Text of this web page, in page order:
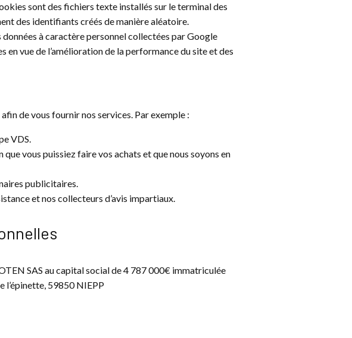
sont des fichiers texte installés sur le terminal des
des identifiants créés de manière aléatoire.
à caractère personnel collectées par Google
vue de l’amélioration de la performance du site et des
de vous fournir nos services. Par exemple :
VDS.
vous puissiez faire vos achats et que nous soyons en
publicitaires.
et nos collecteurs d’avis impartiaux.
SAS au capital social de 4 787 000€ immatriculée
l’épinette, 59850 NIEPP